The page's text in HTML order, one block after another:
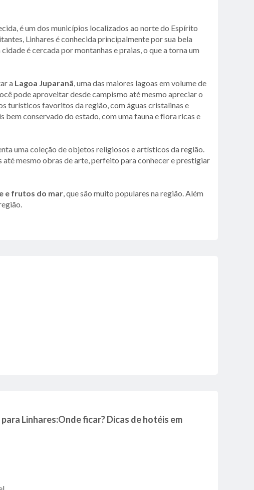
é um dos municípios localizados ao norte do Espírito
Linhares é conhecida principalmente por sua bela
é cercada por montanhas e praias, o que a torna um
a Lagoa Juparanã, uma das maiores lagoas em volume de
pode aproveitar desde campismo até mesmo apreciar o
turísticos favoritos da região, com águas cristalinas e
bem conservado do estado, com uma fauna e flora ricas e
uma coleção de objetos religiosos e artísticos da região.
até mesmo obras de arte, perfeito para conhecer e prestigiar
e frutos do mar, que são muito populares na região. Além
Linhares:Onde ficar? Dicas de hotéis em